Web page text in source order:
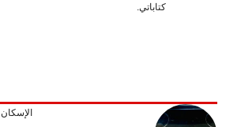
كتاباتي.
الإسكان